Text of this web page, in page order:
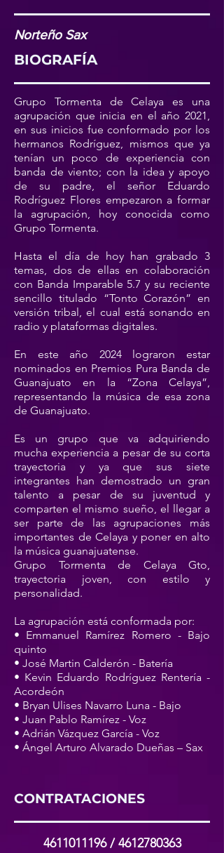
Norteño Sax
BIOGRAFÍA
Grupo Tormenta de Celaya es una
agrupación que inicia en el año 2021,
en sus inicios fue conformado por los
hermanos Rodríguez, mismos que ya
tenían un poco de experiencia con
banda de viento; con la idea y apoyo
de su padre, el señor Eduardo
Rodríguez Flores empezaron a formar
la agrupación, hoy conocida como
Grupo Tormenta.
Hasta el día de hoy han grabado 3
temas, dos de ellas en colaboración
con Banda Imparable 5.7 y su reciente
sencillo titulado “Tonto Corazón” en
versión tribal, el cual está sonando en
radio y plataformas digitales.
En este año 2024 lograron estar
nominados en Premios Pura Banda de
Guanajuato en la “Zona Celaya”,
representando la música de esa zona
de Guanajuato.
Es un grupo que va adquiriendo
mucha experiencia a pesar de su corta
trayectoria y ya que sus siete
integrantes han demostrado un gran
talento a pesar de su juventud y
comparten el mismo sueño, el llegar a
ser parte de las agrupaciones más
importantes de Celaya y poner en alto
la música guanajuatense.
Grupo Tormenta de Celaya Gto,
trayectoria joven, con estilo y
personalidad.
La agrupación está conformada por:
• Emmanuel Ramírez Romero - Bajo
quinto
• José Martin Calderón - Batería
• Kevin Eduardo Rodríguez Rentería -
Acordeón
• Bryan Ulises Navarro Luna - Bajo
• Juan Pablo Ramírez - Voz
• Adrián Vázquez García - Voz
• Ángel Arturo Alvarado Dueñas – Sax
CONTRATACIONES
4611011196/4612780363